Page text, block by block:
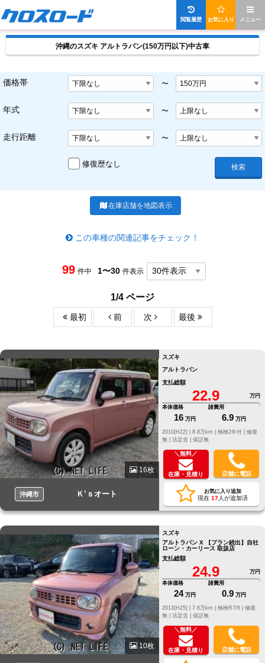
メニュー
お気に入り
閲覧履歴
沖縄のスズキ アルトラパン(150万円以下)中古車
価格帯 〜
年式 〜
走行距離 〜
修復歴なし 検索
在庫店舗を地図表示
この車種の関連記事をチェック！
99 件中 1〜30 件表示
1/4 ページ
最初 前 次 最後
16枚
沖縄市 Ｋ’ｓオート
スズキ
アルトラパン
支払総額
22.9
万円
本体価格
16 万円
諸費用
6.9 万円
修復
無 | 法定含 | 保証無
＼無料／
在庫・見積り 店舗に電話
お気に入り追加
現在 17人が追加済
10枚
スズキ
アルトラパン X 【プラン続出】自社
ローン・カーリース 取扱店
支払総額
24.9
万円
本体価格
24 万円
諸費用
0.9 万円
修復
無 | 法定含 | 保証無
＼無料／
在庫・見積り 店舗に電話